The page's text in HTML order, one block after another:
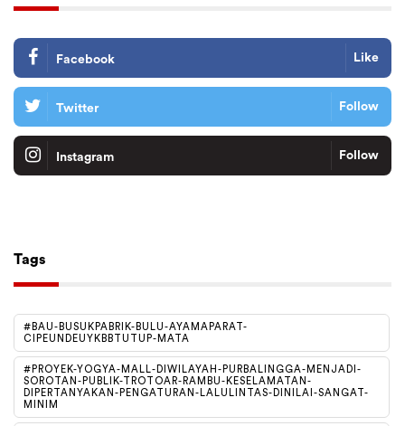
Facebook Like
Twitter Follow
Instagram Follow
Tags
#BAU-BUSUKPABRIK-BULU-AYAMAPARAT-
CIPEUNDEUYKBBTUTUP-MATA
#PROYEK-YOGYA-MALL-DIWILAYAH-PURBALINGGA-MENJADI-
SOROTAN-PUBLIK-TROTOAR-RAMBU-KESELAMATAN-
DIPERTANYAKAN-PENGATURAN-LALULINTAS-DINILAI-SANGAT-
MINIM